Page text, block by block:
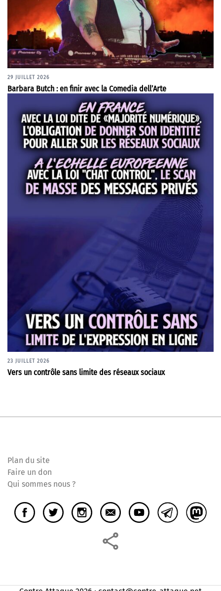
29 JUILLET 2026
Barbara Butch : en finir avec la Comedia dell’Arte
23 JUILLET 2026
Vers un contrôle sans limite des réseaux sociaux
Plan du site
Faire un don
Qui sommes nous ?